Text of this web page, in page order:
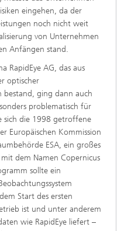
eingehen, da der
noch nicht weit
von Unternehmen
Anfängen stand.
RapidEye AG, das aus
optischer
bestand, ging dann auch
problematisch für
sich die 1998 getroffene
Europäischen Kommission
ESA, ein großes
dem Namen Copernicus
sollte ein
Start des ersten
ist und unter anderem
wie RapidEye liefert –